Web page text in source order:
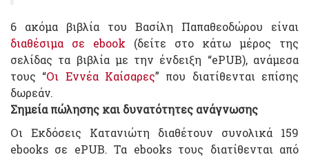
6 ακόμα βιβλία του Βασίλη Παπαθεοδώρου είναι
διαθέσιμα σε ebook (δείτε στο κάτω μέρος της
σελίδας τα βιβλία με την ένδειξη “ePUB), ανάμεσα
τους “Οι Εννέα Καίσαρες” που διατίθενται επίσης
δωρεάν.
Σημεία πώλησης και δυνατότητες ανάγνωσης
Οι Εκδόσεις Κατανιώτη διαθέτουν συνολικά 159
ebooks σε ePUB. Τα ebooks τους διατίθενται από